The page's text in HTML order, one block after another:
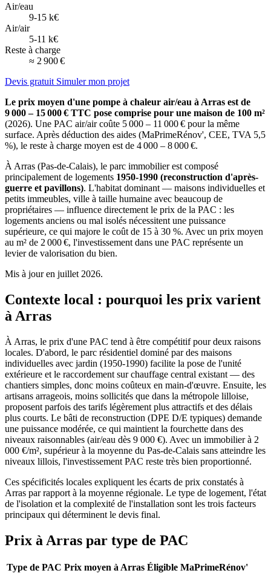
Air/eau
9-15 k€
Air/air
5-11 k€
Reste à charge
≈ 2 900 €
Devis gratuit Simuler mon projet
Le prix moyen d'une pompe à chaleur air/eau à Arras est de
9 000 – 15 000 € TTC pose comprise pour une maison de 100 m²
(2026). Une PAC air/air coûte 5 000 – 11 000 € pour la même
surface. Après déduction des aides (MaPrimeRénov', CEE, TVA 5,5
%), le reste à charge moyen est de 4 000 – 8 000 €.
À Arras (Pas-de-Calais), le parc immobilier est composé
principalement de logements 1950-1990 (reconstruction d'après-
guerre et pavillons). L'habitat dominant — maisons individuelles et
petits immeubles, ville à taille humaine avec beaucoup de
propriétaires — influence directement le prix de la PAC : les
logements anciens ou mal isolés nécessitent une puissance
supérieure, ce qui majore le coût de 15 à 30 %. Avec un prix moyen
au m² de 2 000 €, l'investissement dans une PAC représente un
levier de valorisation du bien.
Mis à jour en juillet 2026.
Contexte local : pourquoi les prix varient
à Arras
À Arras, le prix d'une PAC tend à être compétitif pour deux raisons
locales. D'abord, le parc résidentiel dominé par des maisons
individuelles avec jardin (1950-1990) facilite la pose de l'unité
extérieure et le raccordement sur chauffage central existant — des
chantiers simples, donc moins coûteux en main-d'œuvre. Ensuite, les
artisans arrageois, moins sollicités que dans la métropole lilloise,
proposent parfois des tarifs légèrement plus attractifs et des délais
plus courts. Le bâti de reconstruction (DPE D/E typiques) demande
une puissance modérée, ce qui maintient la fourchette dans des
niveaux raisonnables (air/eau dès 9 000 €). Avec un immobilier à 2
000 €/m², supérieur à la moyenne du Pas-de-Calais sans atteindre les
niveaux lillois, l'investissement PAC reste très bien proportionné.
Ces spécificités locales expliquent les écarts de prix constatés à
Arras par rapport à la moyenne régionale. Le type de logement, l'état
de l'isolation et la complexité de l'installation sont les trois facteurs
principaux qui déterminent le devis final.
Prix à Arras par type de PAC
Type de PAC Prix moyen à Arras Éligible MaPrimeRénov'